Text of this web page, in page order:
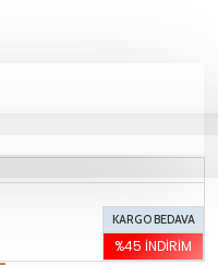
KARGO BEDAVA
%45 İNDIRIM